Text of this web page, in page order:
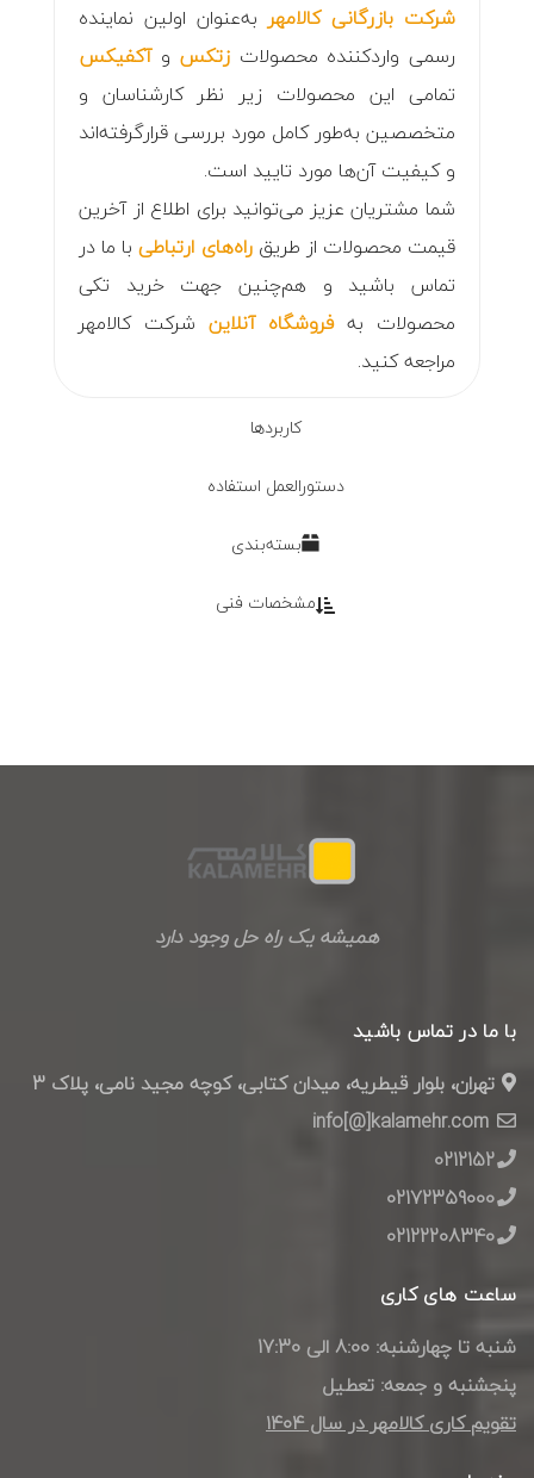
شرکت بازرگانی کالامهربه‌عنوان اولین نماینده
رسمی واردکننده محصولات زتکس وآکفیکس
تمامی این محصولات زیر نظر کارشناسان و
متخصصین به‌طور کامل مورد بررسی قرارگرفته‌اند
و کیفیت آن‌ها مورد تایید است.
شما مشتریان عزیز می‌توانید برای اطلاع از آخرین
قیمت محصولات از طریقراه‌های ارتباطیبا ما در
تماس باشید و هم‌چنین جهت خرید تکی
محصولات بهفروشگاه آنلاین شرکت کالامهر
مراجعه کنید.
کاربردها
دستورالعمل استفاده
بسته‌بندی
مشخصات فنی
همیشه یک راه حل وجود دارد
با ما در تماس باشید
تهران، بلوار قیطریه، میدان کتابی، کوچه مجید نامی، پلاک 3
0212152
02172359000
02122208340
ساعت های کاری
شنبه تا چهارشنبه: 8:00 الی 17:30
پنجشنبه و جمعه: تعطیل
تقویم کاری کالامهر در سال ۱۴۰4